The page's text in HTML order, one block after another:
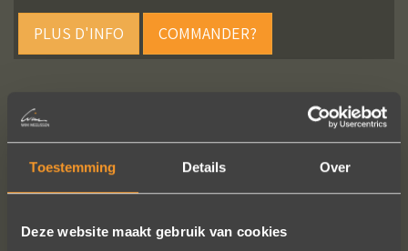
Toestemming Details Over
Deze website maakt gebruik van cookies
PLUS D'INFO COMMANDER?
SUIVEZ-NOUS SUR LES MÉDIAS SOCIAUX